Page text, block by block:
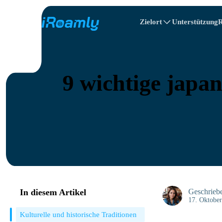
Zielort Unterstützung
Bulgarien
9 wichtige
In diesem Artikel
Kulturelle und historische Traditionen
17.